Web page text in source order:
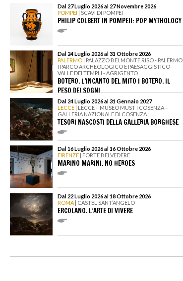
Dal 27 Luglio 2026 al 27 Novembre 2026
POMPEI | SCAVI DI POMPEI
PHILIP COLBERT IN POMPEII: POP MYTHOLOGY
Dal 24 Luglio 2026 al 31 Ottobre 2026
PALERMO | PALAZZO BELMONTE RISO - PALERMO
I PARCO ARCHEOLOGICO E PAESAGGISTICO
VALLE DEI TEMPLI - AGRIGENTO
BOTERO. L’INCANTO DEL MITO I BOTERO. IL
PESO DEI SOGNI
Dal 24 Luglio 2026 al 31 Gennaio 2027
LECCE | LECCE – MUSEO MUST I COSENZA –
GALLERIA NAZIONALE DI COSENZA
TESORI NASCOSTI DELLA GALLERIA BORGHESE
Dal 16 Luglio 2026 al 16 Ottobre 2026
FIRENZE | FORTE BELVEDERE
MARINO MARINI. NO HEROES
Dal 22 Luglio 2026 al 18 Ottobre 2026
ROMA | CASTEL SANT’ANGELO
ERCOLANO. L’ARTE DI VIVERE